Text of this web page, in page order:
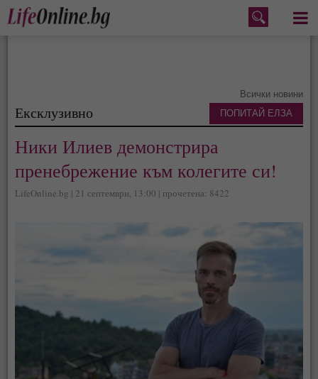
Меню
Всички новини
Ексклузивно
Ники Илиев демонстрира
пренебрежение към колегите си!
LifeOnline.bg | 21 септември, 13:00 | прочетена: 8422
ПОПИТАЙ ЕЛЗА